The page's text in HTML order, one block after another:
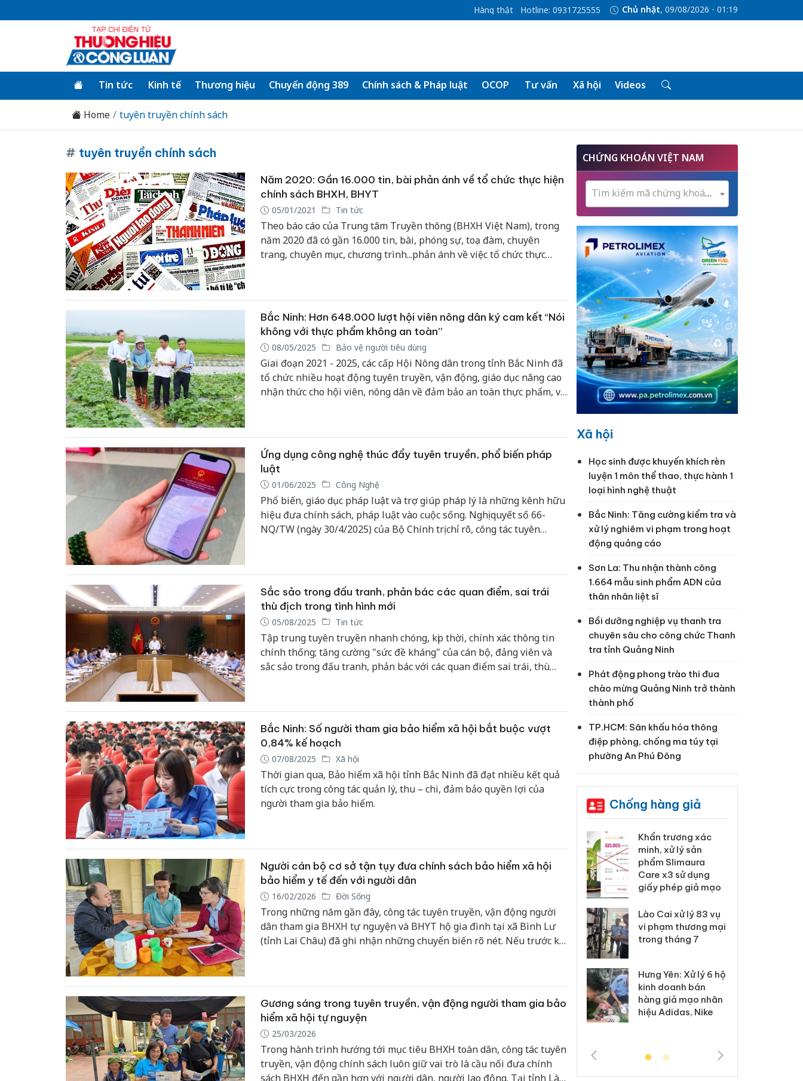
Hàng thật Hotline: 0931725555 Chủ nhật, 09/08/2026 - 01:19
Tin tức Kinh tế Thương hiệu Chuyển động 389 Chính sách & Pháp luật OCOP Tư vấn Xã hội Videos
Home tuyên truyền chính sách
# tuyên truyền chính sách
Năm 2020: Gần 16.000 tin, bài phản ánh về tổ chức thực hiện
chính sách BHXH, BHYT
05/01/2021 Tin tức
Theo báo cáo của Trung tâm Truyền thông (BHXH Việt Nam), trong
năm 2020 đã có gần 16.000 tin, bài, phóng sự, toạ đàm, chuyên
trang, chuyên mục, chương trình...phản ánh về việc tổ chức thực
Chí Minh.
Bắc Ninh: Hơn 648.000 lượt hội viên nông dân ký cam kết “Nói
không với thực phẩm không an toàn”
08/05/2025 Bảo vệ người tiêu dùng
Giai đoạn 2021 - 2025, các cấp Hội Nông dân trong tỉnh Bắc Ninh đã
tổ chức nhiều hoạt động tuyên truyền, vận động, giáo dục nâng cao
nhận thức cho hội viên, nông dân về đảm bảo an toàn thực phẩm, vì
Ứng dụng công nghệ thúc đẩy tuyên truyền, phổ biến pháp
luật
01/06/2025 Công Nghệ
Phổ biến, giáo dục pháp luật và trợ giúp pháp lý là những kênh hữu
hiệu đưa chính sách, pháp luật vào cuộc sống. Nghị quyết số 66-
NQ/TW (ngày 30/4/2025) của Bộ Chính trị chỉ rõ, công tác tuyên
Nhà nước.
Sắc sảo trong đấu tranh, phản bác các quan điểm, sai trái
thù địch trong tình hình mới
05/08/2025 Tin tức
Tập trung tuyên truyền nhanh chóng, kịp thời, chính xác thông tin
chính thống; tăng cường "sức đề kháng" của cán bộ, đảng viên và
sắc sảo trong đấu tranh, phản bác với các quan điểm sai trái, thù
phủ tại Hội nghị lần thứ nhất Ban Chỉ đạo 35 Đảng ủy Chính phủ.
Bắc Ninh: Số người tham gia bảo hiểm xã hội bắt buộc vượt
0,84% kế hoạch
07/08/2025 Xã hội
Thời gian qua, Bảo hiểm xã hội tỉnh Bắc Ninh đã đạt nhiều kết quả
tích cực trong công tác quản lý, thu – chi, đảm bảo quyền lợi của
người tham gia bảo hiểm.
Người cán bộ cơ sở tận tụy đưa chính sách bảo hiểm xã hội
bảo hiểm y tế đến với người dân
16/02/2026 Đời Sống
Trong những năm gần đây, công tác tuyên truyền, vận động người
dân tham gia BHXH tự nguyện và BHYT hộ gia đình tại xã Bình Lư
(tỉnh Lai Châu) đã ghi nhận những chuyển biến rõ nét. Nếu trước kia
cao, lan tỏa sâu rộng trong cộng đồng. Kết quả đáng trân trọng ấy có
sự đóng góp bền bỉ, thầm lặng của nhiều cá nhân tâm huyết, trong
đó có chị Pờ Thị Lợi.
Gương sáng trong tuyên truyền, vận động người tham gia bảo
hiểm xã hội tự nguyện
25/03/2026
Trong hành trình hướng tới mục tiêu BHXH toàn dân, công tác tuyên
truyền, vận động chính sách luôn giữ vai trò là cầu nối đưa chính
sách BHXH đến gần hơn với người dân, người lao động. Tại tỉnh Lào
CHỨNG KHOÁN VIỆT NAM
Tìm kiếm mã chứng khoán...
Xã hội
Học sinh được khuyến khích rèn
luyện 1 môn thể thao, thực hành 1
loại hình nghệ thuật
Bắc Ninh: Tăng cường kiểm tra và
xử lý nghiêm vi phạm trong hoạt
động quảng cáo
Sơn La: Thu nhận thành công
1.664 mẫu sinh phẩm ADN của
thân nhân liệt sĩ
Bồi dưỡng nghiệp vụ thanh tra
chuyên sâu cho công chức Thanh
tra tỉnh Quảng Ninh
Phát động phong trào thi đua
chào mừng Quảng Ninh trở thành
thành phố
TP.HCM: Sân khấu hóa thông
điệp phòng, chống ma túy tại
phường An Phú Đông
Chống hàng giả
công khai hàng
ngàn sản phẩm
nhập lậu, bảo vệ
Công an Thanh Hóa
tìm bị hại trong vụ
Thanh Hóa: Tìm bị
hại trong vụ án
Khẩn trương xác
minh, xử lý sản
phẩm Slimaura
Care x3 sử dụng
giấy phép giả mạo
Lào Cai xử lý 83 vụ
vi phạm thương mại
trong tháng 7
Hưng Yên: Xử lý 6 hộ
kinh doanh bán
hàng giả mạo nhãn
hiệu Adidas, Nike